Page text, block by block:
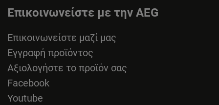
Επικοινωνείστε με την AEG
Επικοινωνείστε μαζί μας
Εγγραφή προϊόντος
Αξιολογήστε το προϊόν σας
Facebook
Youtube